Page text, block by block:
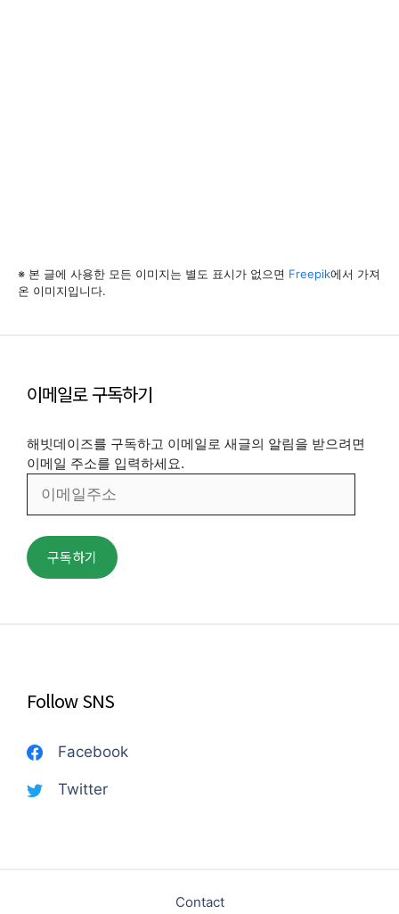
※ 본 글에 사용한 모든 이미지는 별도 표시가 없으면 Freepik에서 가져
온 이미지입니다.
이메일로 구독하기
해빗데이즈를 구독하고 이메일로 새글의 알림을 받으려면
이메일 주소를 입력하세요.
주
소
구독하기
Follow SNS
Facebook
Twitter
Contact